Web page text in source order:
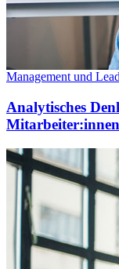
Management und
Analytisches